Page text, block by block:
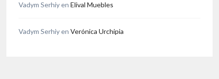
Vadym Serhiyen Elival Muebles
Vadym Serhiyen Verónica Urchipia